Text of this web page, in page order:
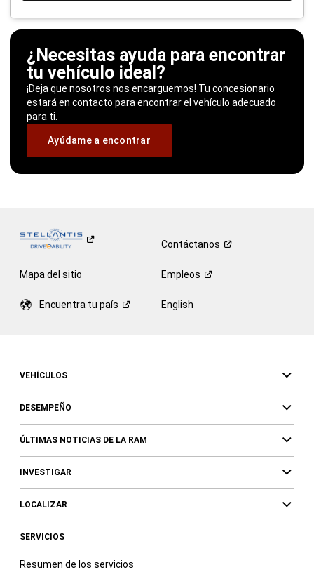
¿Necesitas ayuda para encontrar
tu vehículo ideal?
¡Deja que nosotros nos encarguemos! Tu concesionario
estará en contacto para encontrar el vehículo adecuado
para ti.
Ayúdame a encontrar
Contáctanos
Mapa del sitio Empleos
Encuentra tu país English
VEHÍCULOS
DESEMPEÑO
ÚLTIMAS NOTICIAS DE LA RAM
INVESTIGAR
LOCALIZAR
SERVICIOS
Resumen de los servicios